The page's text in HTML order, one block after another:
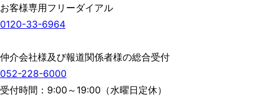
お客様専用フリーダイアル
0120-33-6964
仲介会社様及び報道関係者様の総合受付
052-228-6000
受付時間：9:00～19:00（水曜日定休）